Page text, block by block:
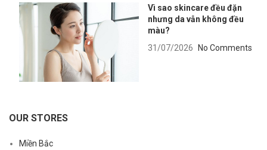
Vì sao skincare đều đặn
nhưng da vẫn không đều
màu?
31/07/2026
No Comments
OUR STORES
Miền Bắc